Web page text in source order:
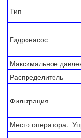
Тип
Гидронасос
Максимальное
Распределитель
Фильтрация
Место оператора.